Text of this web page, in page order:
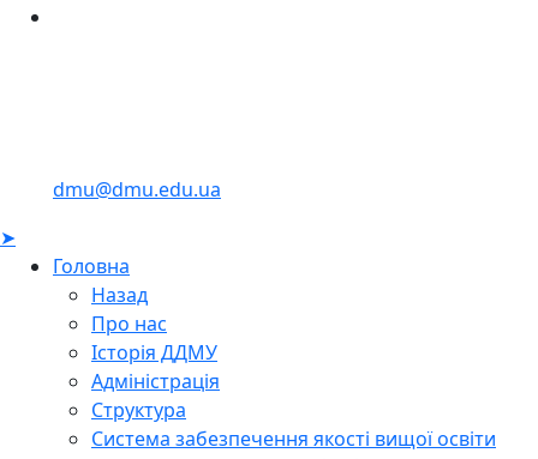
dmu@dmu.edu.ua
➤
Головна
Назад
Про нас
Історія ДДМУ
Адміністрація
Структура
Система забезпечення якості вищої освіти